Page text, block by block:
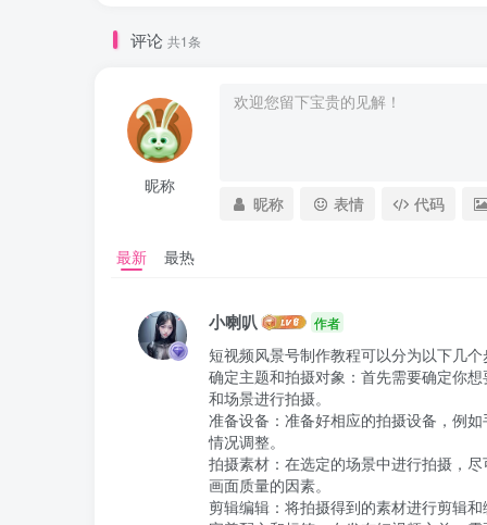
评论 共1条
昵称
昵称
表情 代码
最新 最热
小喇叭 作者
短视频风景号制作教程可以分为以下几
确定主题和拍摄对象：首先需要确定你
和场景进行拍摄。
准备设备：准备好相应的拍摄设备，例
情况调整。
拍摄素材：在选定的场景中进行拍摄，
画面质量的因素。
剪辑编辑：将拍摄得到的素材进行剪辑